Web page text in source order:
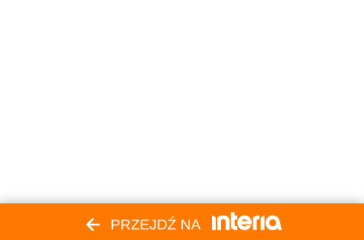
PRZEJDŹ NA